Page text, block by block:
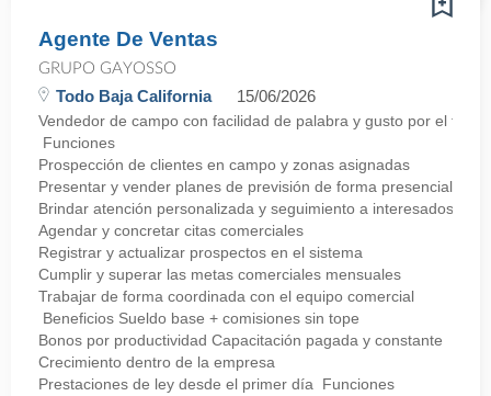
Agente De Ventas
GRUPO GAYOSSO
Todo Baja California 15/06/2026
Vendedor de campo con facilidad de palabra y gusto por el
Funciones
Prospección de clientes en campo y zonas asignadas
Presentar y vender planes de previsión de forma presencial
Brindar atención personalizada y seguimiento a interesados
Agendar y concretar citas comerciales
Registrar y actualizar prospectos en el sistema
Cumplir y superar las metas comerciales mensuales
Trabajar de forma coordinada con el equipo comercial
Beneficios Sueldo base + comisiones sin tope
Bonos por productividad Capacitación pagada y constante
Crecimiento dentro de la empresa
Prestaciones de ley desde el primer día Funciones